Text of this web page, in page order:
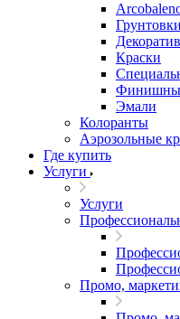
Грунтовки
Краски
Эмали
Колоранты
Аэрозольные
Где купить
Услуги
Услуги
Промо,